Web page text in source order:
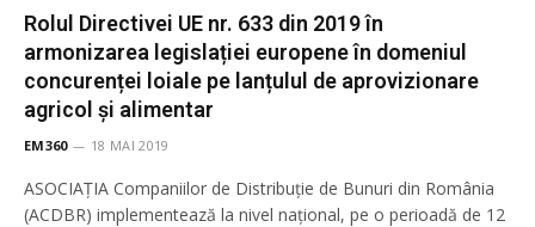
Rolul Directivei UE nr. 633 din 2019 în
armonizarea legislației europene în domeniul
concurenței loiale pe lanțulul de aprovizionare
agricol și alimentar
EM360 18 MAI 2019
ASOCIAȚIA Companiilor de Distribuţie de Bunuri din România
(ACDBR) implementează la nivel național, pe o perioadă de 12